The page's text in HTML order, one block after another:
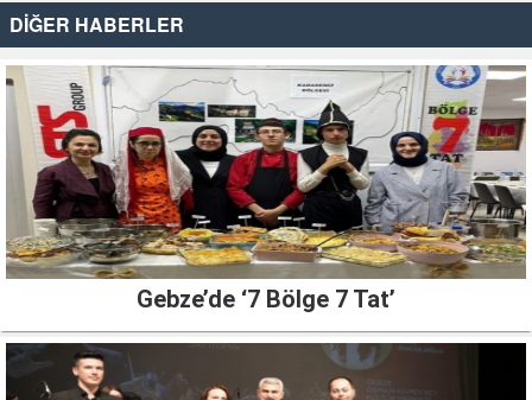
DİĞER HABERLER
Gebze’de ‘7 Bölge 7 Tat’